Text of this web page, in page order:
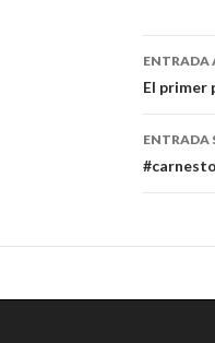
de
ENTRADA
El primer
ENTRADA